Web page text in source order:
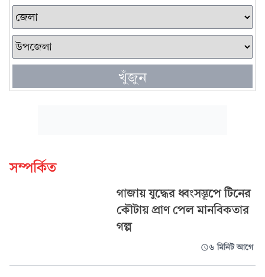
খুঁজুন
সম্পর্কিত
গাজায় যুদ্ধের ধ্বংসস্তূপে টিনের
কৌটায় প্রাণ পেল মানবিকতার
গল্প
৬ মিনিট আগে